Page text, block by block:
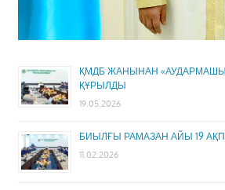
ҚМДБ ЖАНЫНАН
ҚҰРЫЛДЫ
19.05.2026
БИЫЛҒЫ РАМАЗАН АЙЫ 19
11.02.2026